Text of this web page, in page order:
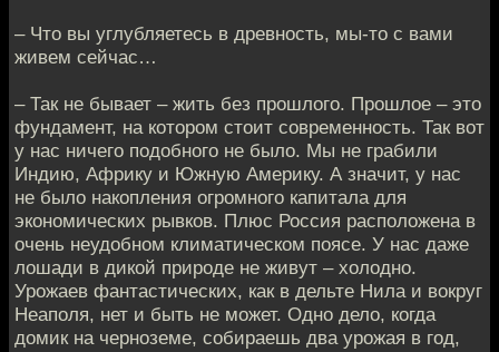
– Что вы углубляетесь в древность, мы-то с вами
живем сейчас…
– Так не бывает – жить без прошлого. Прошлое – это
фундамент, на котором стоит современность. Так вот
у нас ничего подобного не было. Мы не грабили
Индию, Африку и Южную Америку. А значит, у нас
не было накопления огромного капитала для
экономических рывков. Плюс Россия расположена в
очень неудобном климатическом поясе. У нас даже
лошади в дикой природе не живут – холодно.
Урожаев фантастических, как в дельте Нила и вокруг
Неаполя, нет и быть не может. Одно дело, когда
домик на черноземе, собираешь два урожая в год,